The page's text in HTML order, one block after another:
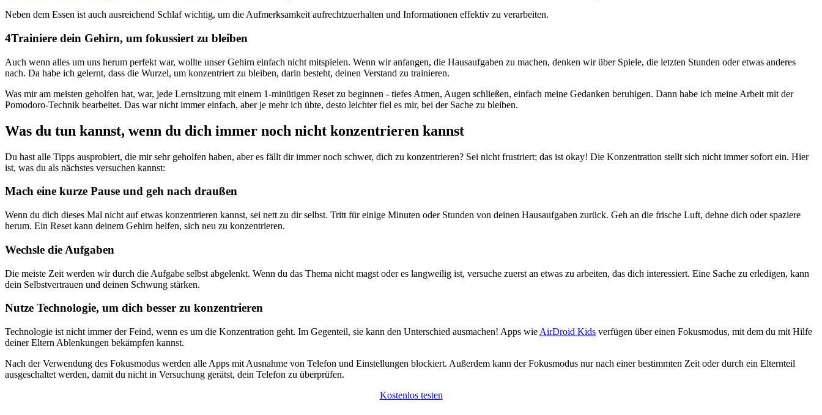
Neben dem Essen ist auch ausreichend Schlaf wichtig, um die Aufmerksamkeit aufrechtzuerhalten und Informationen effektiv zu verarbeiten.
4Trainiere dein Gehirn, um fokussiert zu bleiben
Auch wenn alles um uns herum perfekt war, wollte unser Gehirn einfach nicht mitspielen. Wenn wir anfangen, die Hausaufgaben zu machen, denken wir über Spiele, die letzten Stunden oder etwas anderes
nach. Da habe ich gelernt, dass die Wurzel, um konzentriert zu bleiben, darin besteht, deinen Verstand zu trainieren.
Was mir am meisten geholfen hat, war, jede Lernsitzung mit einem 1-minütigen Reset zu beginnen - tiefes Atmen, Augen schließen, einfach meine Gedanken beruhigen. Dann habe ich meine Arbeit mit der
Pomodoro-Technik bearbeitet. Das war nicht immer einfach, aber je mehr ich übte, desto leichter fiel es mir, bei der Sache zu bleiben.
Was du tun kannst, wenn du dich immer noch nicht konzentrieren kannst
Du hast alle Tipps ausprobiert, die mir sehr geholfen haben, aber es fällt dir immer noch schwer, dich zu konzentrieren? Sei nicht frustriert; das ist okay! Die Konzentration stellt sich nicht immer sofort ein. Hier
ist, was du als nächstes versuchen kannst:
Mach eine kurze Pause und geh nach draußen
Wenn du dich dieses Mal nicht auf etwas konzentrieren kannst, sei nett zu dir selbst. Tritt für einige Minuten oder Stunden von deinen Hausaufgaben zurück. Geh an die frische Luft, dehne dich oder spaziere
herum. Ein Reset kann deinem Gehirn helfen, sich neu zu konzentrieren.
Wechsle die Aufgaben
Die meiste Zeit werden wir durch die Aufgabe selbst abgelenkt. Wenn du das Thema nicht magst oder es langweilig ist, versuche zuerst an etwas zu arbeiten, das dich interessiert. Eine Sache zu erledigen, kann
dein Selbstvertrauen und deinen Schwung stärken.
Nutze Technologie, um dich besser zu konzentrieren
Technologie ist nicht immer der Feind, wenn es um die Konzentration geht. Im Gegenteil, sie kann den Unterschied ausmachen! Apps wie AirDroid Kids verfügen über einen Fokusmodus, mit dem du mit Hilfe
deiner Eltern Ablenkungen bekämpfen kannst.
Nach der Verwendung des Fokusmodus werden alle Apps mit Ausnahme von Telefon und Einstellungen blockiert. Außerdem kann der Fokusmodus nur nach einer bestimmten Zeit oder durch ein Elternteil
ausgeschaltet werden, damit du nicht in Versuchung gerätst, dein Telefon zu überprüfen.
Kostenlos testen